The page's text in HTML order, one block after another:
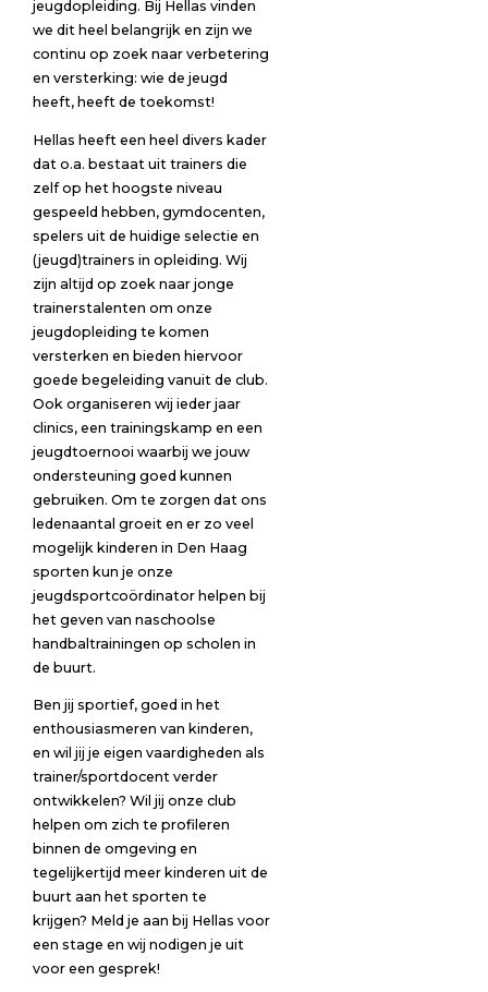
jeugdopleiding. Bij Hellas vinden
we dit heel belangrijk en zijn we
continu op zoek naar verbetering
en versterking: wie de jeugd
heeft, heeft de toekomst!
Hellas heeft een heel divers kader
dat o.a. bestaat uit trainers die
zelf op het hoogste niveau
gespeeld hebben, gymdocenten,
spelers uit de huidige selectie en
(jeugd)trainers in opleiding. Wij
zijn altijd op zoek naar jonge
trainerstalenten om onze
jeugdopleiding te komen
versterken en bieden hiervoor
goede begeleiding vanuit de club.
Ook organiseren wij ieder jaar
clinics, een trainingskamp en een
jeugdtoernooi waarbij we jouw
ondersteuning goed kunnen
gebruiken. Om te zorgen dat ons
ledenaantal groeit en er zo veel
mogelijk kinderen in Den Haag
sporten kun je onze
jeugdsportcoördinator helpen bij
het geven van naschoolse
handbaltrainingen op scholen in
de buurt.
Ben jij sportief, goed in het
enthousiasmeren van kinderen,
en wil jij je eigen vaardigheden als
trainer/sportdocent verder
ontwikkelen? Wil jij onze club
helpen om zich te profileren
binnen de omgeving en
tegelijkertijd meer kinderen uit de
buurt aan het sporten te
krijgen? Meld je aan bij Hellas voor
een stage en wij nodigen je uit
voor een gesprek!